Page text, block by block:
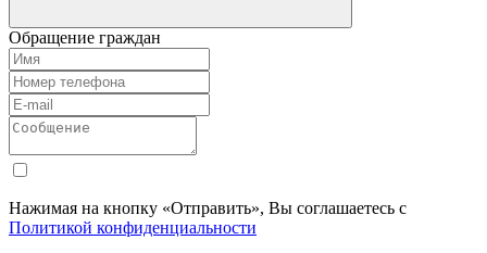
Обращение граждан
Нажимая на кнопку «Отправить», Вы соглашаетесь с
Политикой конфиденциальности